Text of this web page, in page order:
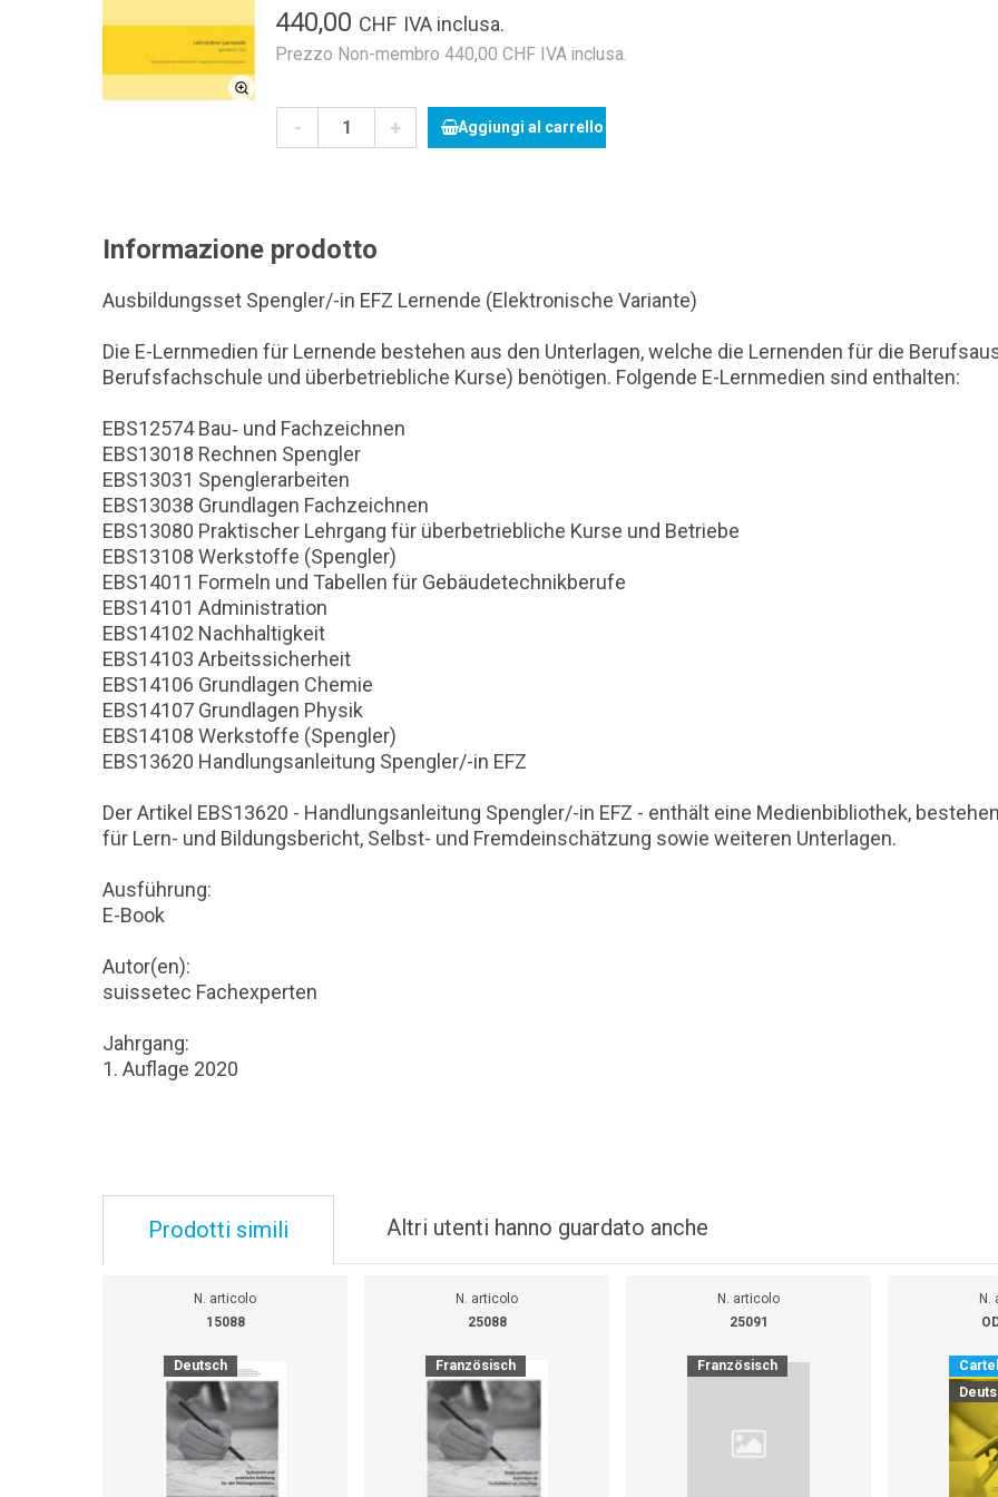
440,00 CHF IVA inclusa.
Prezzo Non-membro 440,00 CHF IVA inclusa.
- + Aggiungi al carrello
Informazione prodotto
Ausbildungsset Spengler/-in EFZ Lernende (Elektronische Variante)
Die E-Lernmedien für Lernende bestehen aus den Unterlagen, welche die Lernenden für die
Berufsfachschule und überbetriebliche Kurse) benötigen. Folgende E-Lernmedien sind enthalten:
EBS12574 Bau‐ und Fachzeichnen
EBS13018 Rechnen Spengler
EBS13031 Spenglerarbeiten
EBS13038 Grundlagen Fachzeichnen
EBS13080 Praktischer Lehrgang für überbetriebliche Kurse und Betriebe
EBS13108 Werkstoffe (Spengler)
EBS14011 Formeln und Tabellen für Gebäudetechnikberufe
EBS14101 Administration
EBS14102 Nachhaltigkeit
EBS14103 Arbeitssicherheit
EBS14106 Grundlagen Chemie
EBS14107 Grundlagen Physik
EBS14108 Werkstoffe (Spengler)
EBS13620 Handlungsanleitung Spengler/-in EFZ
Der Artikel EBS13620 - Handlungsanleitung Spengler/-in EFZ - enthält eine Medienbibliothek,
für Lern- und Bildungsbericht, Selbst- und Fremdeinschätzung sowie weiteren Unterlagen.
Ausführung:
E-Book
Autor(en):
suissetec Fachexperten
Jahrgang:
1. Auflage 2020
Prodotti simili Altri utenti hanno guardato anche
N. articolo
15088
Deutsch
N. articolo
25088
Französisch
N. articolo
25091
Französisch
N.